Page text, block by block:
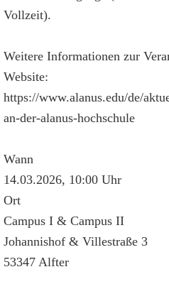
Vollzeit).
Weitere Informationen zur
Website:
https://www.alanus.edu/de/
an-der-alanus-hochschule
Wann
14.03.2026, 10:00 Uhr
Ort
Campus I & Campus II
Johannishof & Villestraße 3
53347 Alfter